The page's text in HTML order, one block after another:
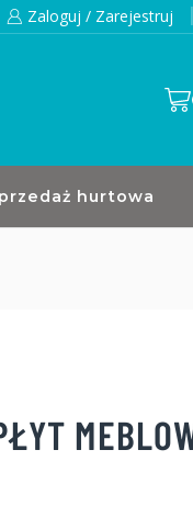
Zaloguj / Zarejestruj
hurtowa